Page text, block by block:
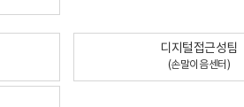
디지털접근성팀
(손말이음센터)